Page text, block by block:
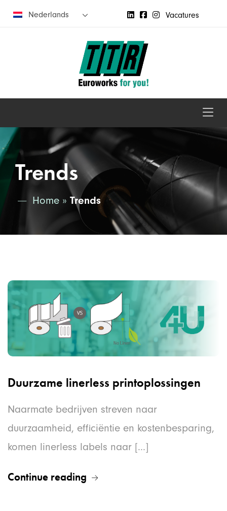
Nederlands Vacatures
Trends
Home » Trends
Duurzame linerless printoplossingen
Naarmate bedrijven streven naar
duurzaamheid, efficiëntie en kostenbesparing,
komen linerless labels naar [...]
Continue reading